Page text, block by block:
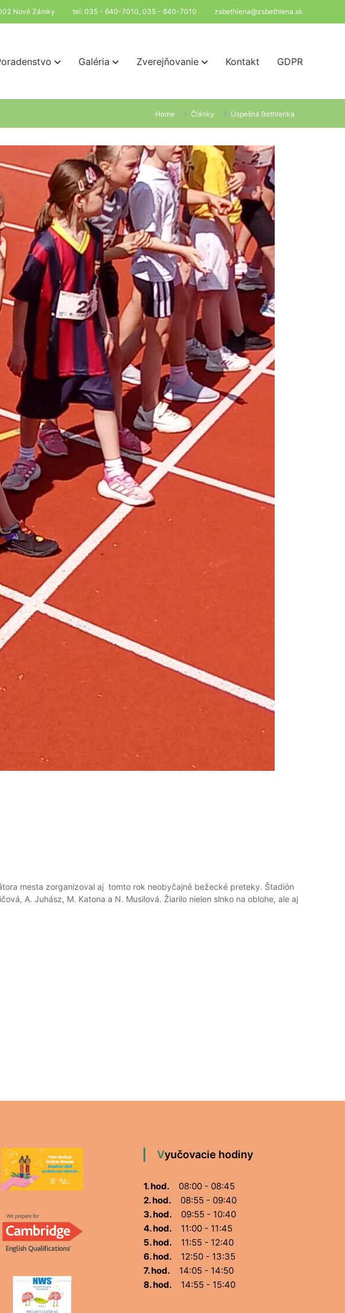
Nové Zámky tel: 035 - 640-7010, 035 - 640-7010 zsbethlena@zsbethlena.sk
Galéria Zverejňovanie Kontakt GDPR
Home Články Úspešná Bethlenka
mesta zorganizoval aj tomto rok neobyčajné bežecké preteky. Štadión
A. Juhász, M. Katona a N. Musilová. Žiarilo nielen slnko na oblohe, ale aj
Vyučovacie hodiny
1. hod. 08:00 - 08:45
2. hod. 08:55 - 09:40
3. hod. 09:55 - 10:40
4. hod. 11:00 - 11:45
5. hod. 11:55 - 12:40
6. hod. 12:50 - 13:35
7. hod. 14:05 - 14:50
8. hod. 14:55 - 15:40